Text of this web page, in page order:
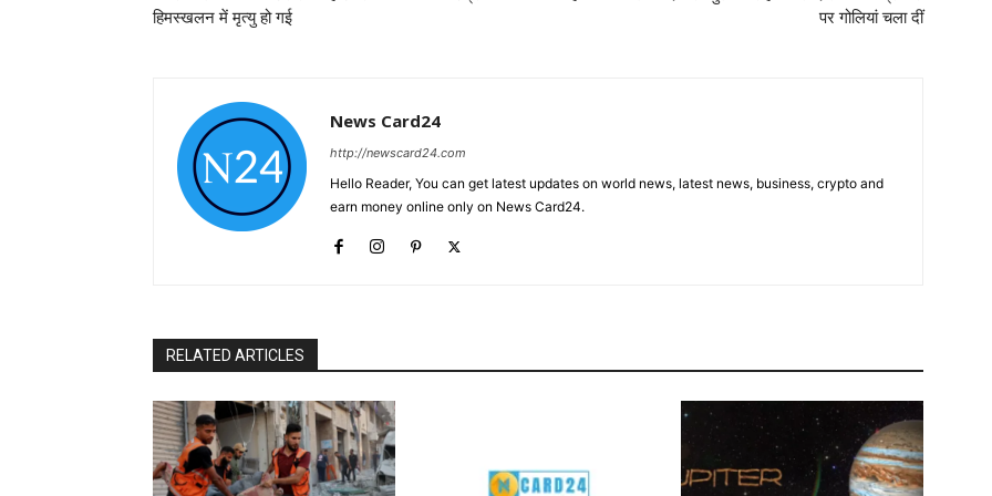
हिमस्खलन में मृत्यु हो गई
पर गोलियां चला दीं
News Card24
http://newscard24.com
Hello Reader, You can get latest updates on world news, latest news, business, crypto and
earn money online only on News Card24.
RELATED ARTICLES